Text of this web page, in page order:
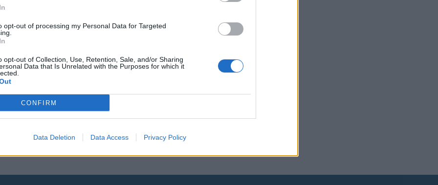
opt-out of processing my Personal Data for Targeted
opt-out of Collection, Use, Retention, Sale, and/or Sharing
Data that Is Unrelated with the Purposes for which it
CONFIRM
Data Deletion Data Access Privacy Policy
ja
ole